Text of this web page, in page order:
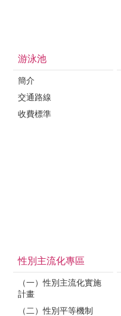
游泳池
簡介
交通路線
收費標準
性別主流化專區
（一）性別主流化實施
計畫
（二）性別平等機制